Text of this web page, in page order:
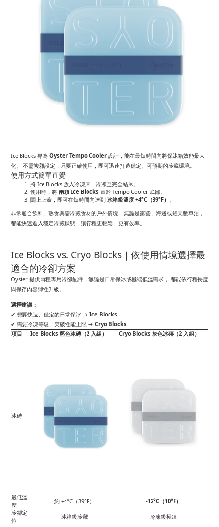
Ice Blocks 專為 Oyster Tempo Cooler 設計，能在最短時間內將保冰箱效能最大
化。 不需複雜設定，只要正確使用，即可迅速打造穩定、可預期的冷藏環境。
使用方式簡單直覺
將 Ice Blocks 放入冷凍庫，冷凍至完全結冰。
使用時，將 兩顆 Ice Blocks 置於 Tempo Cooler 底部。
闔上上蓋，即可在短時間內達到 冰箱級溫度 +4°C（39°F） 。
非常適合飲料、熟食與需冷藏食材的戶外情境，無論是露營、海邊或短天數車泊，
都能快速進入穩定冷藏狀態，讓行程更輕鬆、更有效率。
Ice Blocks vs. Cryo Blocks｜依使用情境選擇最
適合的冷卻方案
Oyster 提供兩種專用冷卻配件，無論是日常保冰或極端低溫需求， 都能依行程長度
與保存內容彈性升級。
選擇建議：
✔ 想要快速、穩定的日常保冰 → Ice Blocks
✔ 需要冷凍等級、突破性能上限 → Cryo Blocks
項目
Ice Blocks 藍色冰磚（2 入組） Cryo Blocks 灰色冰磚（2 入組）
冰磚
最低溫
度
約 +4°C（39°F）
-12°C（10°F）
冷卻定
位
冰箱級冷藏
冷凍級極凍